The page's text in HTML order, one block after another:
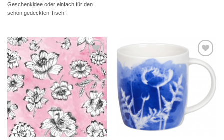
Geschenkidee oder einfach für den
schön gedeckten Tisch!
Auf die
Wunschliste
Auf die
Wunschliste